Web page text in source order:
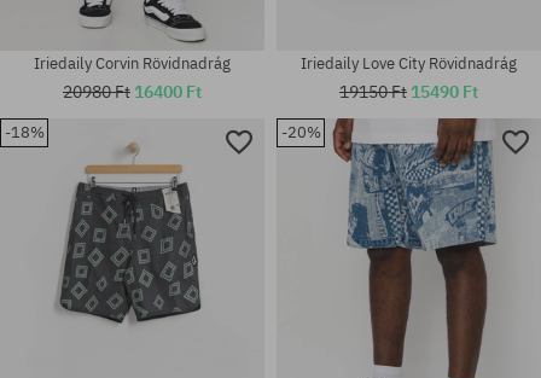
Elérhető méretek:
Elérhető méretek:
Iriedaily Corvin Rövidnadrág
20980 Ft 16400 Ft
Iriedaily Love City Rövidnadrág
19150 Ft 15490 Ft
-18% -20%